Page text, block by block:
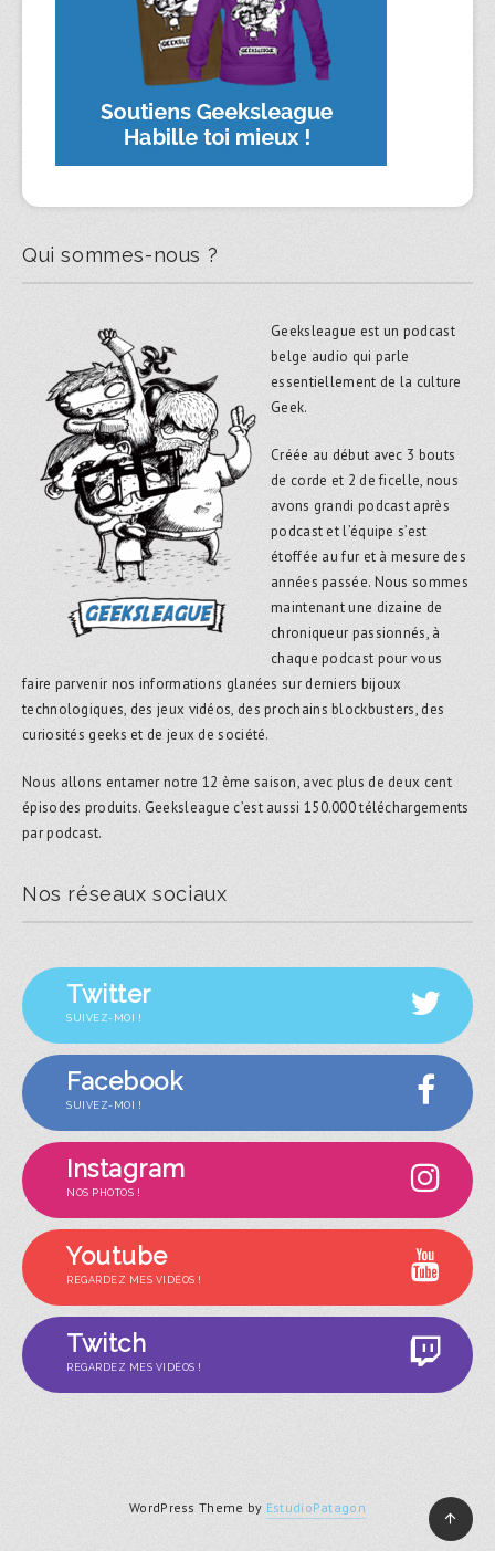
Qui sommes-nous ?
Geeksleague est un podcast
belge audio qui parle
essentiellement de la culture
Geek.
Créée au début avec 3 bouts
de corde et 2 de ficelle, nous
avons grandi podcast après
podcast et l’équipe s’est
étoffée au fur et à mesure des
années passée. Nous sommes
maintenant une dizaine de
chroniqueur passionnés, à
chaque podcast pour vous
faire parvenir nos informations glanées sur derniers bijoux
technologiques, des jeux vidéos, des prochains blockbusters, des
curiosités geeks et de jeux de société.
Nous allons entamer notre 12 ème saison, avec plus de deux cent
épisodes produits. Geeksleague c’est aussi 150.000 téléchargements
par podcast.
Nos réseaux sociaux
Twitter
SUIVEZ-MOI !
Facebook
SUIVEZ-MOI !
Instagram
NOS PHOTOS !
Youtube
REGARDEZ MES VIDÉOS !
Twitch
REGARDEZ MES VIDÉOS !
WordPress Theme by EstudioPatagon